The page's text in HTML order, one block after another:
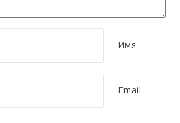
Имя
Email